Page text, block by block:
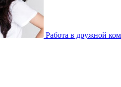
Работа в дружной